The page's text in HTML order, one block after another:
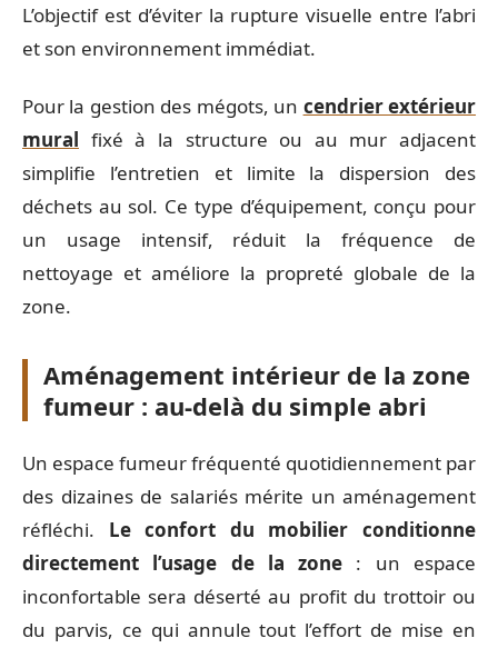
L’objectif est d’éviter la rupture visuelle entre l’abri
et son environnement immédiat.
Pour la gestion des mégots, un cendrier extérieur
mural fixé à la structure ou au mur adjacent
simplifie l’entretien et limite la dispersion des
déchets au sol. Ce type d’équipement, conçu pour
un usage intensif, réduit la fréquence de
nettoyage et améliore la propreté globale de la
zone.
Aménagement intérieur de la zone
fumeur : au-delà du simple abri
Un espace fumeur fréquenté quotidiennement par
des dizaines de salariés mérite un aménagement
réfléchi. Le confort du mobilier conditionne
directement l’usage de la zone : un espace
inconfortable sera déserté au profit du trottoir ou
du parvis, ce qui annule tout l’effort de mise en